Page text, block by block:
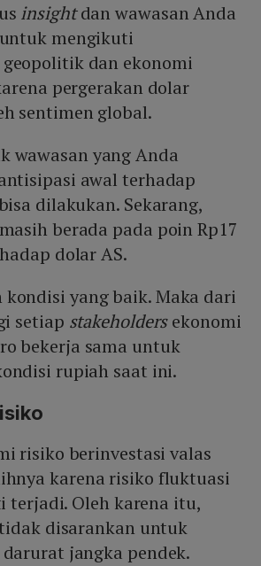
insightdan wawasan Anda
mengikuti
dan ekonomi
pergerakan dolar
sentimen global.
wawasan yang Anda
awal terhadap
dilakukan. Sekarang,
berada pada poin Rp17
dolar AS.
kondisi yang baik. Maka dari
setiap stakeholdersekonomi
bekerja sama untuk
rupiah saat ini.
risiko berinvestasi valas
karena risiko fluktuasi
terjadi. Oleh karena itu,
disarankan untuk
jangka pendek.